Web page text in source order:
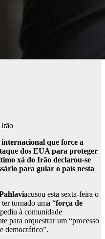
que force a
dos EUA para proteger
xá do Irão declarou-se
para guiar o país nesta
acusou esta sexta-feira o
tornado uma “força de
à comunidade
para orquestrar um “processo
e democrático”.